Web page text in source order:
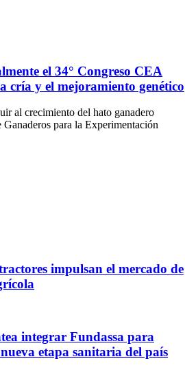
el 34° Congreso CEA
cría y el mejoramiento genético
al crecimiento del hato ganadero
para la Experimentación
impulsan el mercado de
integrar Fundassa para
etapa sanitaria del país